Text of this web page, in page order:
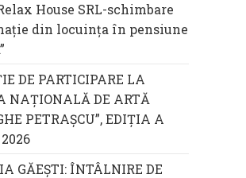
House SRL-schimbare
din locuința în pensiune
DE PARTICIPARE LA
NAȚIONALĂ DE ARTĂ
PETRAȘCU”, EDIŢIA A
GĂEȘTI: ÎNTÂLNIRE DE